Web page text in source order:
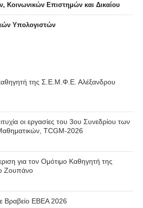
Κοινωνικών Επιστημών και Δικαίου
Υπολογιστών
της Σ.Ε.Μ.Φ.Ε. Αλέξανδρου
οι εργασίες του 3ου Συνεδρίου των
TCGM-2026
για τον Ομότιμο Καθηγητή της
Ζουπάνο
Βραβείο ΕΒΕΑ 2026